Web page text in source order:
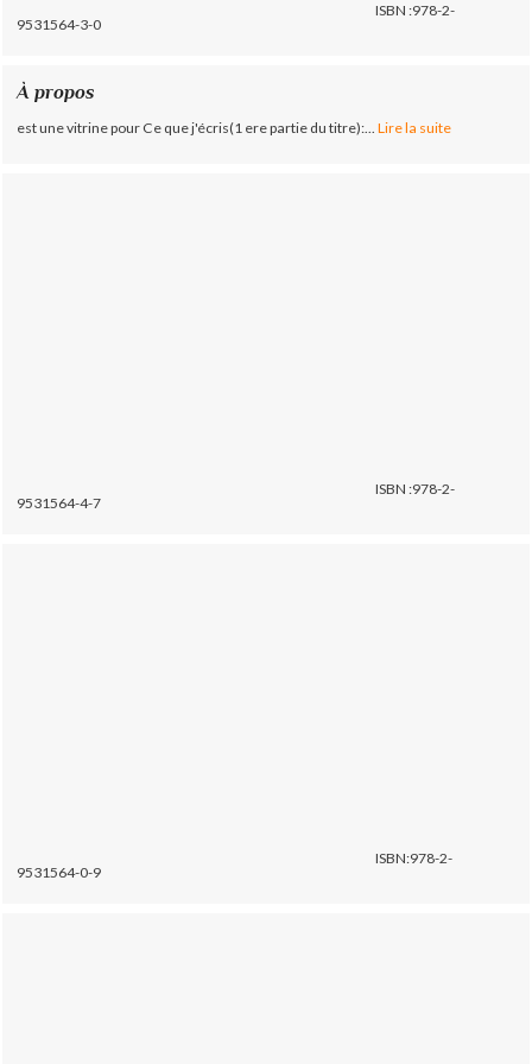
ISBN :978-2-
9531564-3-0
À propos
est une vitrine pour Ce que j'écris(1 ere partie du titre):... Lire la suite
ISBN :978-2-
9531564-4-7
ISBN:978-2-
9531564-0-9